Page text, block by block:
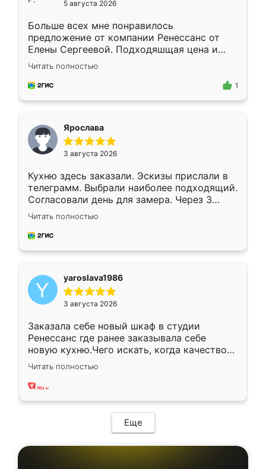
5 августа 2026
Больше всех мне понравилось
предложение от компании Ренессанс от
Елены Сергеевой. Подходяшщая цена и
короткие сроки изготовления. Приехавший
для замера сотрудник Владислав
предложил по моему эскизу самый
Читать полностью
1
Ярослава
3 августа 2026
Кухню здесь заказали. Эскизы прислали в
телеграмм. Выбрали наиболее подходящий.
Согласовали день для замера. Через 3
недели кухня была уже готова. Остались
довольны работой. Спасибо Ренессанс
мебель за качественную работу!
Читать полностью
yaroslava1986
3 августа 2026
Заказала себе новый шкаф в студии
Ренессанс где ранее заказывала себе
новую кухню.Чего искать, когда качеством
вполне довольна. Служит кухня уже почти
два года, нареканий нет.
Читать полностью
Еще